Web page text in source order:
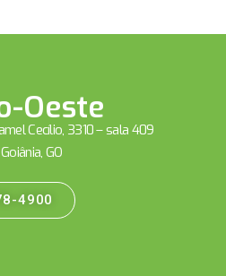
Oeste
Cecílio, 3310 – sala 409
GO
4900